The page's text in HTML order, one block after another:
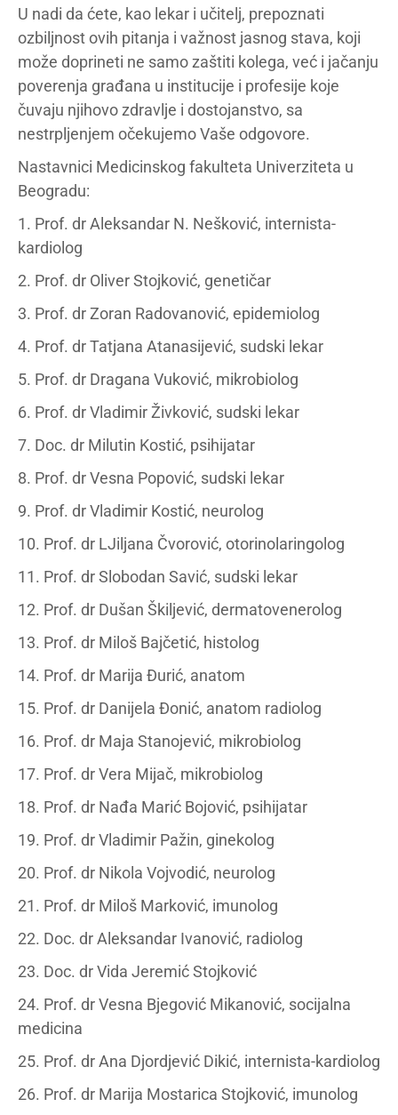
U nadi da ćete, kao lekar i učitelj, prepoznati
ozbiljnost ovih pitanja i važnost jasnog stava, koji
može doprineti ne samo zaštiti kolega, već i jačanju
poverenja građana u institucije i profesije koje
čuvaju njihovo zdravlje i dostojanstvo, sa
nestrpljenjem očekujemo Vaše odgovore.
Nastavnici Medicinskog fakulteta Univerziteta u
Beogradu:
1. Prof. dr Aleksandar N. Nešković, internista-
kardiolog
2. Prof. dr Oliver Stojković, genetičar
3. Prof. dr Zoran Radovanović, epidemiolog
4. Prof. dr Tatjana Atanasijević, sudski lekar
5. Prof. dr Dragana Vuković, mikrobiolog
6. Prof. dr Vladimir Živković, sudski lekar
7. Doc. dr Milutin Kostić, psihijatar
8. Prof. dr Vesna Popović, sudski lekar
9. Prof. dr Vladimir Kostić, neurolog
10. Prof. dr LJiljana Čvorović, otorinolaringolog
11. Prof. dr Slobodan Savić, sudski lekar
12. Prof. dr Dušan Škiljević, dermatovenerolog
13. Prof. dr Miloš Bajčetić, histolog
14. Prof. dr Marija Đurić, anatom
15. Prof. dr Danijela Đonić, anatom radiolog
16. Prof. dr Maja Stanojević, mikrobiolog
17. Prof. dr Vera Mijač, mikrobiolog
18. Prof. dr Nađa Marić Bojović, psihijatar
19. Prof. dr Vladimir Pažin, ginekolog
20. Prof. dr Nikola Vojvodić, neurolog
21. Prof. dr Miloš Marković, imunolog
22. Doc. dr Aleksandar Ivanović, radiolog
23. Doc. dr Vida Jeremić Stojković
24. Prof. dr Vesna Bjegović Mikanović, socijalna
medicina
25. Prof. dr Ana Djordjević Dikić, internista-kardiolog
26. Prof. dr Marija Mostarica Stojković, imunolog